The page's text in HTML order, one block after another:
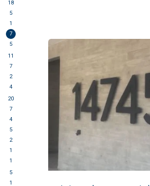
18
5
1
7
5
11
7
2
4
20
7
4
5
2
1
1
5
1